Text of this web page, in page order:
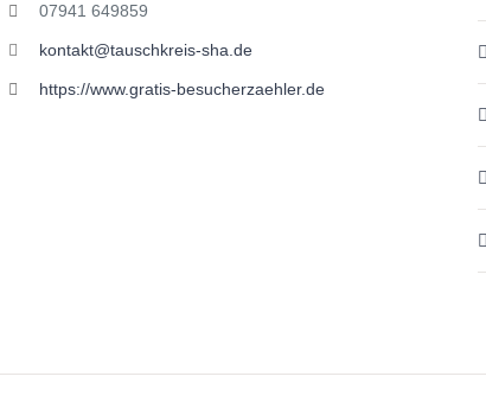
07941 649859
kontakt@tauschkreis-sha.de
https://www.gratis-besucherzaehler.de